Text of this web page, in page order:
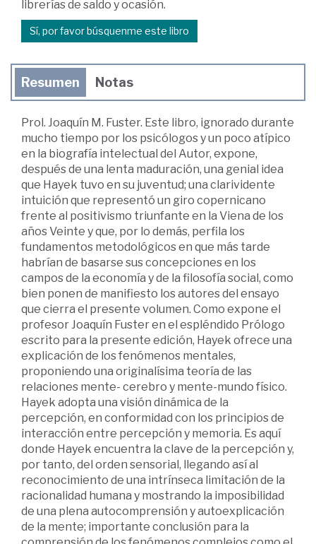
librerías de saldo y ocasión.
Sí, por favor búsquenme este libro
Resumen Notas
Prol. Joaquín M. Fuster. Este libro, ignorado durante
mucho tiempo por los psicólogos y un poco atípico
en la biografía intelectual del Autor, expone,
después de una lenta maduración, una genial idea
que Hayek tuvo en su juventud; una clarividente
intuición que representó un giro copernicano
frente al positivismo triunfante en la Viena de los
años Veinte y que, por lo demás, perfila los
fundamentos metodológicos en que más tarde
habrían de basarse sus concepciones en los
campos de la economía y de la filosofía social, como
bien ponen de manifiesto los autores del ensayo
que cierra el presente volumen. Como expone el
profesor Joaquín Fuster en el espléndido Prólogo
escrito para la presente edición, Hayek ofrece una
explicación de los fenómenos mentales,
proponiendo una originalísima teoría de las
relaciones mente- cerebro y mente-mundo físico.
Hayek adopta una visión dinámica de la
percepción, en conformidad con los principios de
interacción entre percepción y memoria. Es aquí
donde Hayek encuentra la clave de la percepción y,
por tanto, del orden sensorial, llegando así al
reconocimiento de una intrínseca limitación de la
racionalidad humana y mostrando la imposibilidad
de una plena autocomprensión y autoexplicación
de la mente; importante conclusión para la